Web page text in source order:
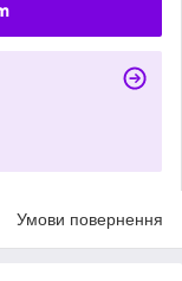
Умови повернення